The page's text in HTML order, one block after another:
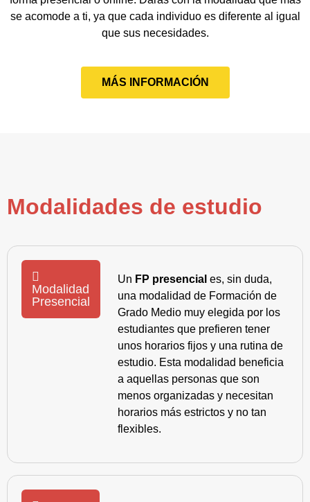
se acomode a ti, ya que cada individuo es diferente al igual
que sus necesidades.
MÁS INFORMACIÓN
Modalidades de estudio
Modalidad
Presencial
Un FP presencial es, sin duda,
una modalidad de Formación de
Grado Medio muy elegida por los
estudiantes que prefieren tener
unos horarios fijos y una rutina de
estudio. Esta modalidad beneficia
a aquellas personas que son
menos organizadas y necesitan
horarios más estrictos y no tan
flexibles.